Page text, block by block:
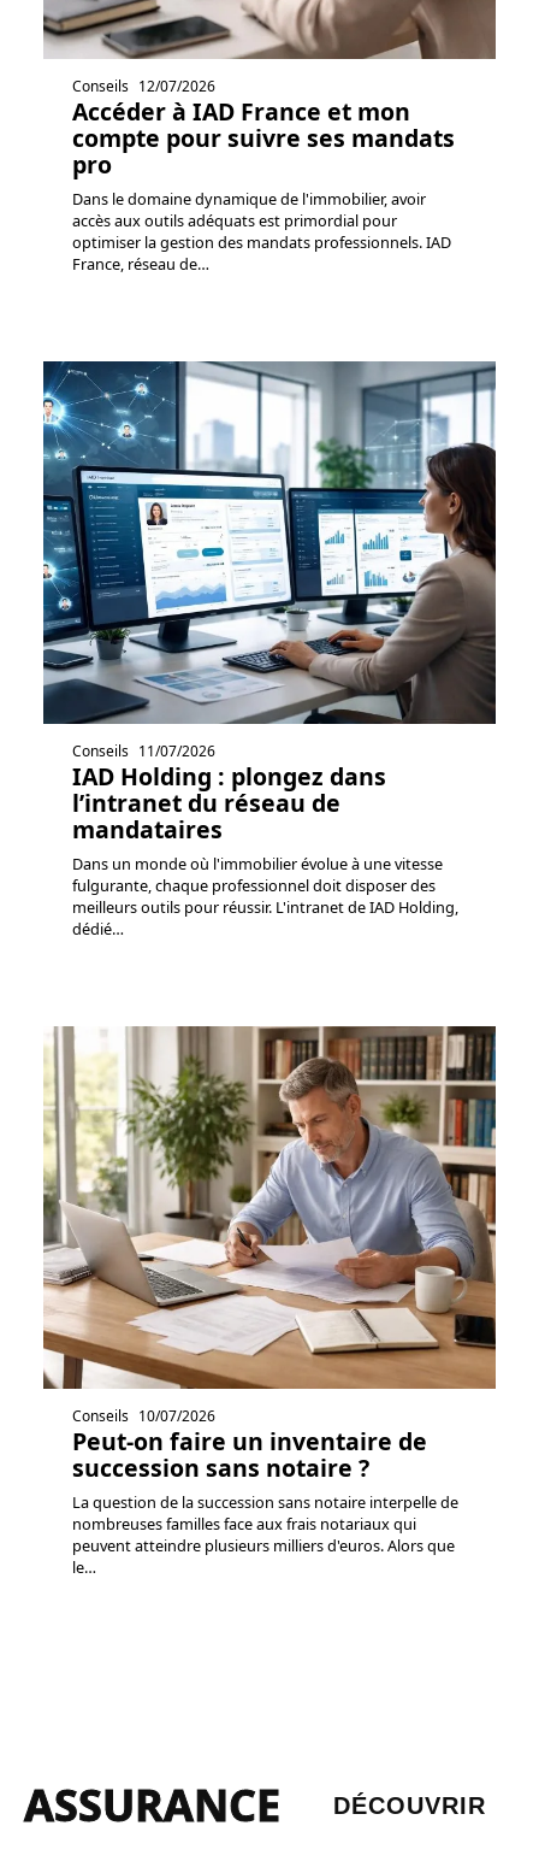
Conseils 12/07/2026
Accéder à IAD France et mon
compte pour suivre ses mandats
pro
Dans le domaine dynamique de l'immobilier, avoir
accès aux outils adéquats est primordial pour
optimiser la gestion des mandats professionnels. IAD
France, réseau de…
Conseils 11/07/2026
IAD Holding : plongez dans
l’intranet du réseau de
mandataires
Dans un monde où l'immobilier évolue à une vitesse
fulgurante, chaque professionnel doit disposer des
meilleurs outils pour réussir. L'intranet de IAD Holding,
dédié…
Conseils 10/07/2026
Peut-on faire un inventaire de
succession sans notaire ?
La question de la succession sans notaire interpelle de
nombreuses familles face aux frais notariaux qui
peuvent atteindre plusieurs milliers d'euros. Alors que
le…
ASSURANCE DÉCOUVRIR